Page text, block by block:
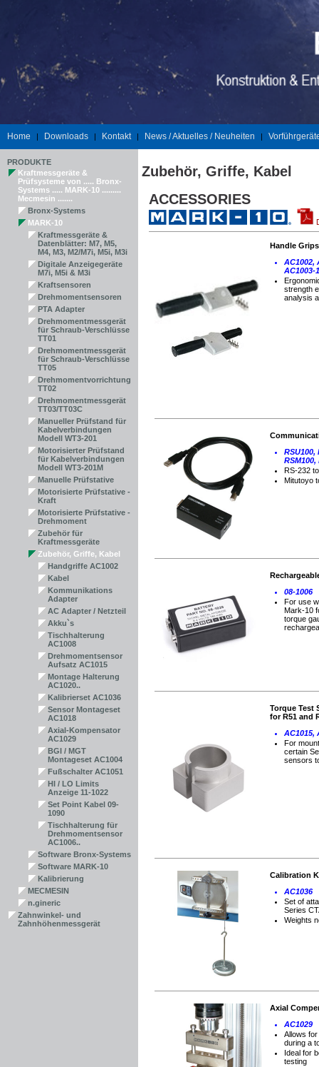
Home | Downloads | Kontakt | News / Aktuelles / Neuheiten |
PRODUKTE
Kraftmessgeräte &
Prüfsysteme von ..... Bronx-
Systems ..... MARK-10 .........
Mecmesin .......
Bronx-Systems
MARK-10
Kraftmessgeräte &
Datenblätter: M7, M5,
M4, M3, M2/M7i, M5i, M3i
Digitale Anzeigegeräte
M7i, M5i & M3i
Kraftsensoren
Drehmomentsensoren
PTA Adapter
Drehmomentmessgerät
für Schraub-Verschlüsse
TT01
Drehmomentmessgerät
für Schraub-Verschlüsse
TT05
Drehmomentvorrichtung
TT02
Drehmomentmessgerät
TT03/TT03C
Manueller Prüfstand für
Kabelverbindungen
Modell WT3-201
Motorisierter Prüfstand
für Kabelverbindungen
Modell WT3-201M
Manuelle Prüfstative
Motorisierte Prüfstative -
Kraft
Motorisierte Prüfstative -
Drehmoment
Zubehör für
Kraftmessgeräte
Zubehör, Griffe, Kabel
Handgriffe AC1002
Kabel
Kommunikations
Adapter
AC Adapter / Netzteil
Akku`s
Tischhalterung
AC1008
Drehmomentsensor
Aufsatz AC1015
Montage Halterung
AC1020..
Kalibrierset AC1036
Sensor Montageset
AC1018
Axial-Kompensator
AC1029
BGI / MGT
Montageset AC1004
Fußschalter AC1051
HI / LO Limits
Anzeige 11-1022
Set Point Kabel 09-
1090
Tischhalterung für
Drehmomentsensor
AC1006..
Software Bronx-Systems
Software MARK-10
Kalibrierung
MECMESIN
n.gineric
Zahnwinkel- und
Zahnhöhenmessgerät
Zubehör, Griffe, Kabel
ACCESSORIES
Handle Grips
AC1002,
AC1003-1
strength
analysis
RSU100,
RSM100,
RS-232
Mitutoyo
08-1006
For use
Mark-10
torque
Torque Test
for R51 and
AC1015,
For
certain
sensors
Calibration
AC1036
Set of
Series
Weights
Axial
AC1029
Allows
during a
Ideal for
testing